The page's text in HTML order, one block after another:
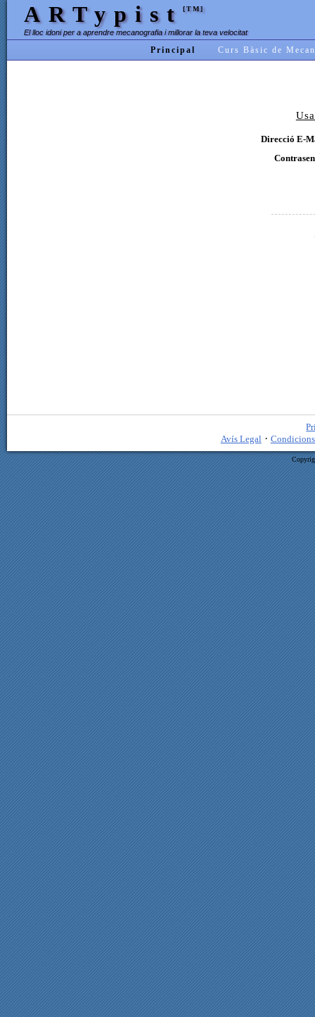
ARTypist [TM]
El lloc idoni per a aprendre mecanografia i millorar la teva velocitat
Principal Curs Bàsic de
Direcció E-
Avís Legal ·